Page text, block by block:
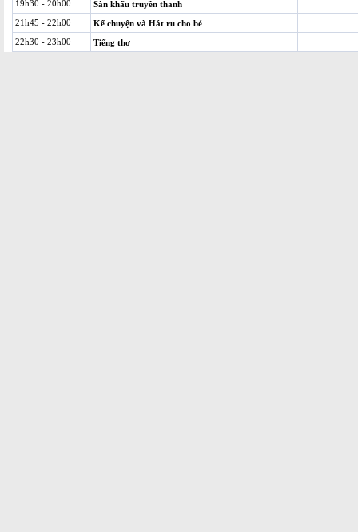
19h30 - 20h00
Sân khấu truyền thanh
21h45 - 22h00
Kể chuyện và Hát ru cho bé
22h30 - 23h00
Tiếng thơ